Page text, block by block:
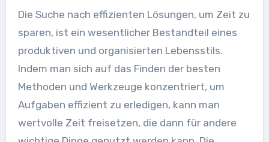
Die Suche nach effizienten Lösungen, um Zeit zu
sparen, ist ein wesentlicher Bestandteil eines
produktiven und organisierten Lebensstils.
Indem man sich auf das Finden der besten
Methoden und Werkzeuge konzentriert, um
Aufgaben effizient zu erledigen, kann man
wertvolle Zeit freisetzen, die dann für andere